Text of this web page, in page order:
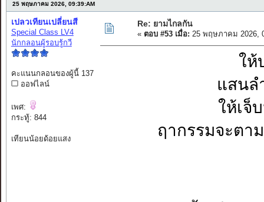
25 พฤษภาคม 2026, 09:39:AM
เปลวเทียนเปลี่ยนสี
Special Class LV4
นักกลอนผู้รอบรู้กวี
คะแนนกลอนของผู้นี้ 137
ออฟไลน์
เพศ:
กระทู้: 844
เทียนน้อยด้อยแสง
Re: ยามไกลกัน
« ตอบ #53 เมื่อ: 25 พฤษภาคม 2026,
ให้
แสนล
ให้เจ็
ฤากรรมจะตา